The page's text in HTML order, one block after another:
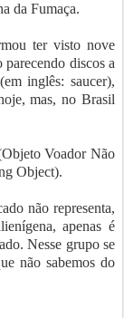
da Fumaça.
ter visto nove
discos a
inglês: saucer),
mas, no Brasil
Voador Não
Object).
não representa,
apenas é
Nesse grupo se
não sabemos do